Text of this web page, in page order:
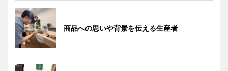
商品への思いや背景を伝える生産者